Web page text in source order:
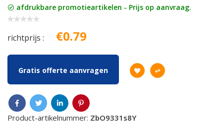
afdrukbare promotieartikelen - Prijs op aanvraag.
richtprijs : €0.79
Gratis offerte aanvragen
Product-artikelnummer: ZbO9331s8Y